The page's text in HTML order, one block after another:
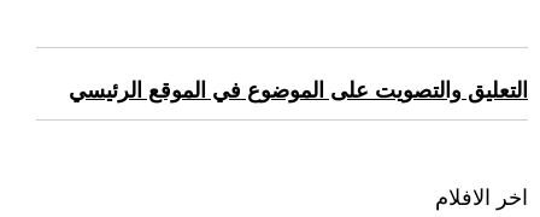
التعليق والتصويت على الموضوع في الموقع الرئيسي
اخر الافلام